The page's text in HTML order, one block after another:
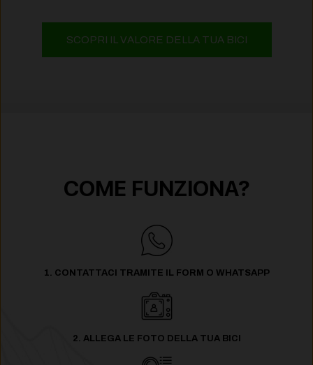
SCOPRI IL VALORE DELLA TUA BICI
COME FUNZIONA?
1. CONTATTACI TRAMITE IL FORM O WHATSAPP
2. ALLEGA LE FOTO DELLA TUA BICI